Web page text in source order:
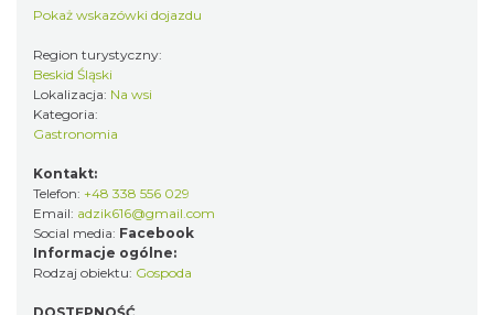
Pokaż wskazówki dojazdu
Region turystyczny:
Beskid Śląski
Lokalizacja: Na wsi
Kategoria:
Gastronomia
Kontakt:
Telefon: +48 338 556 029
Email: adzik616@gmail.com
Social media: Facebook
Informacje ogólne:
Rodzaj obiektu: Gospoda